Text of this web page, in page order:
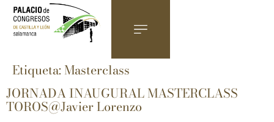
Etiqueta:Masterclass
JORNADA INAUGURAL MASTERCLASS
TOROS@Javier Lorenzo